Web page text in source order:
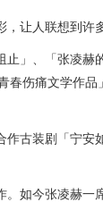
让人联想到许
」、「张凌
春伤痛文学作
古装剧「宁
如今张凌赫